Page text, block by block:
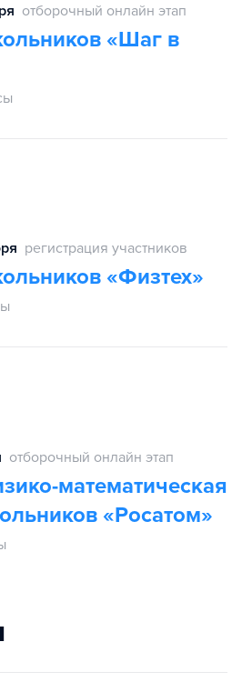
отборочный онлайн этап
«Шаг в
регистрация участников
«Физтех»
отборочный онлайн этап
математическая
«Росатом»